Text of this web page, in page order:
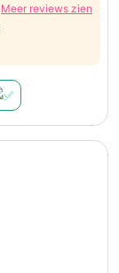
Meer reviews zien